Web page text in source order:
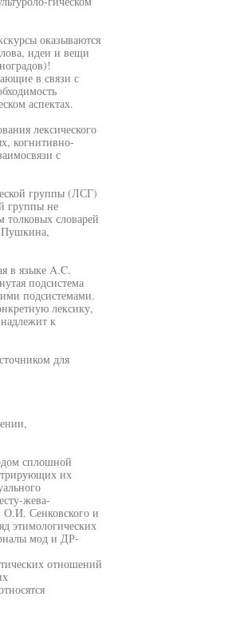
оказываются
идеи и вещи
в связи с
аспектах.
лексического
когнитивно-
с
группы (ЛСГ)
группы не
словарей
Пушкина,
в языке A.C.
подсистема
подсистемами.
лексику,
к
для
сплошной
их
жева-
Сенковского и
этимологических
мод и ДР-
отношений